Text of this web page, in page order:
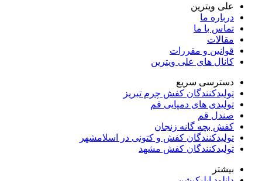
علی ویترین
درباره ما
تماس با ما
مقالات
قوانین و مقررات
کانال های علی ویترین
دسترسی سریع
تولیدکنندگان کفش چرم تبریز
تولیدی های دمپایی قم
صندل قم
کفش بچه گانه زنجان
تولیدکنندگان کفش و کتونی در اسلامشهر
تولیدکنندگان کفش مشهد
بیشتر